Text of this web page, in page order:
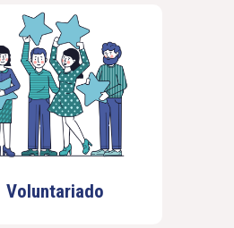
Voluntariado